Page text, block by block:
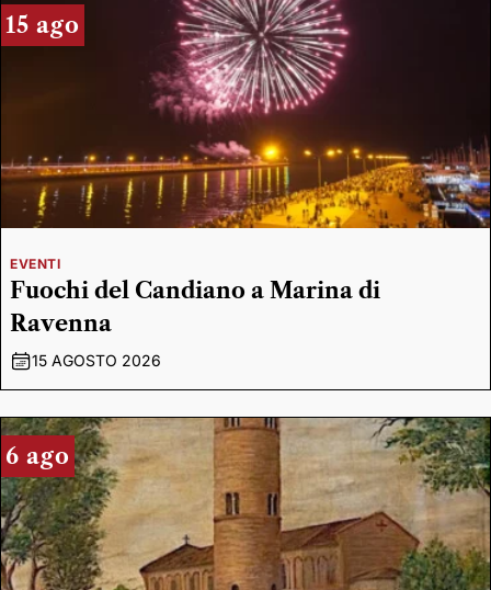
15 ago
EVENTI
Fuochi del Candiano a Marina di
Ravenna
15 AGOSTO 2026
6 ago